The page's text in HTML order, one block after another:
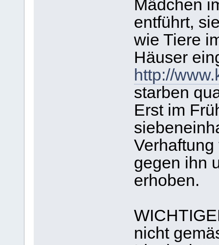
Mädchen
entführt,
wie Tiere
Häuser
http://
starben
Erst im
gegen ihn
erhoben.
nicht